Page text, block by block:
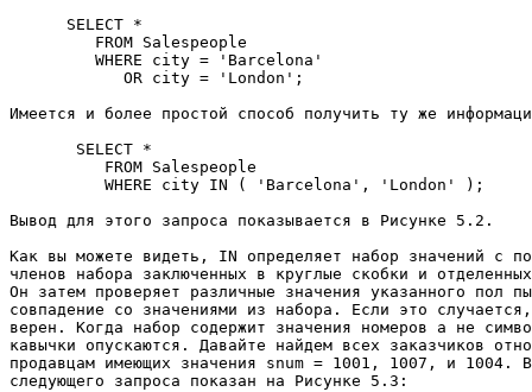
      SELECT *
         FROM Salespeople
         WHERE city = 'Barcelona'
            OR city = 'London';
Имеется и более простой способ получить ту же
       SELECT *
          FROM Salespeople
          WHERE city IN ( 'Barcelona', 'London' );
Вывод для этого запроса показывается в Рисунке 5.2.
Как вы можете видеть, IN определяет набор значений с
членов набора заключенных в круглые скобки и
Он затем проверяет различные значения указанного пол
совпадение со значениями из набора. Если это
верен. Когда набор содержит значения номеров а не
кавычки опускаются. Давайте найдем всех заказчиков
продавцам имеющих значения snum = 1001, 1007, и 1004.
следующего запроса показан на Рисунке 5.3: